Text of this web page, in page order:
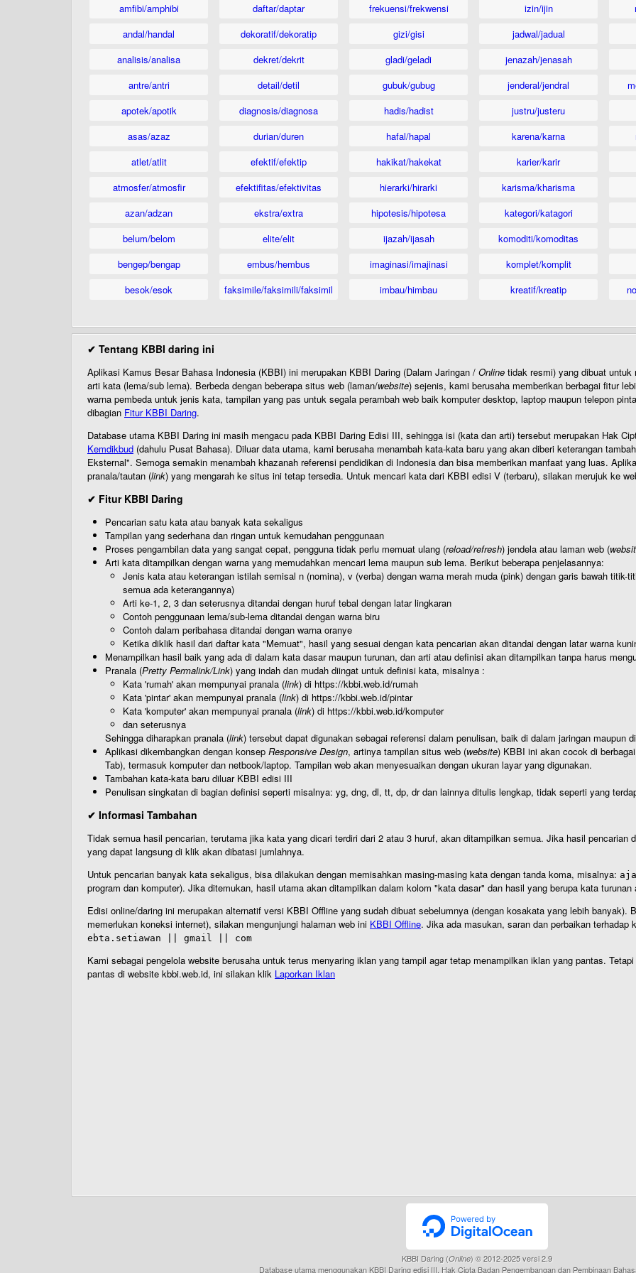
amfibi/amphibi
andal/handal
analisis/analisa
antre/antri
apotek/apotik
asas/azaz
atlet/atlit
atmosfer/atmosfir
azan/adzan
belum/belom
bengep/bengap
besok/esok
daftar/daptar
dekoratif/dekoratip
dekret/dekrit
detail/detil
diagnosis/diagnosa
durian/duren
efektif/efektip
efektifitas/efektivitas
ekstra/extra
elite/elit
embus/hembus
faksimile/faksimili/faksimil
frekuensi/frekwensi
gizi/gisi
gladi/geladi
gubuk/gubug
hadis/hadist
hafal/hapal
hakikat/hakekat
hierarki/hirarki
hipotesis/hipotesa
ijazah/ijasah
imaginasi/imajinasi
imbau/himbau
izin/ijin
jadwal/jadual
jenazah/jenasah
jenderal/jendral
justru/justeru
karena/karna
karier/karir
karisma/kharisma
kategori/katagori
komoditi/komoditas
komplet/komplit
kreatif/kreatip
✔ Tentang KBBI daring ini
Aplikasi Kamus Besar Bahasa Indonesia (KBBI) ini merupakan KBBI Daring (Dalam Jaringan / Online tidak resmi) yang dibuat untuk
arti kata (lema/sub lema). Berbeda dengan beberapa situs web (laman/website) sejenis, kami berusaha memberikan berbagai fitur
warna pembeda untuk jenis kata, tampilan yang pas untuk segala perambah web baik komputer desktop, laptop maupun telepon
dibagian Fitur KBBI Daring.
Database utama KBBI Daring ini masih mengacu pada KBBI Daring Edisi III, sehingga isi (kata dan arti) tersebut merupakan Hak
Kemdikbud (dahulu Pusat Bahasa). Diluar data utama, kami berusaha menambah kata-kata baru yang akan diberi keterangan
Eksternal". Semoga semakin menambah khazanah referensi pendidikan di Indonesia dan bisa memberikan manfaat yang luas.
pranala/tautan (link) yang mengarah ke situs ini tetap tersedia. Untuk mencari kata dari KBBI edisi V (terbaru), silakan merujuk ke
✔ Fitur KBBI Daring
Pencarian satu kata atau banyak kata sekaligus
Tampilan yang sederhana dan ringan untuk kemudahan penggunaan
Proses pengambilan data yang sangat cepat, pengguna tidak perlu memuat ulang (reload/refresh) jendela atau laman web (
Arti kata ditampilkan dengan warna yang memudahkan mencari lema maupun sub lema. Berikut beberapa penjelasannya:
Jenis kata atau keterangan istilah semisal n (nomina), v (verba) dengan warna merah muda (pink) dengan garis bawah
semua ada keterangannya)
Arti ke-1, 2, 3 dan seterusnya ditandai dengan huruf tebal dengan latar lingkaran
Contoh penggunaan lema/sub-lema ditandai dengan warna biru
Contoh dalam peribahasa ditandai dengan warna oranye
Ketika diklik hasil dari daftar kata "Memuat", hasil yang sesuai dengan kata pencarian akan ditandai dengan latar warna
Menampilkan hasil baik yang ada di dalam kata dasar maupun turunan, dan arti atau definisi akan ditampilkan tanpa harus
Pranala (Pretty Permalink/Link) yang indah dan mudah diingat untuk definisi kata, misalnya :
Kata 'rumah' akan mempunyai pranala (link) di https://kbbi.web.id/rumah
Kata 'pintar' akan mempunyai pranala (link) di https://kbbi.web.id/pintar
Kata 'komputer' akan mempunyai pranala (link) di https://kbbi.web.id/komputer
dan seterusnya
Sehingga diharapkan pranala (link) tersebut dapat digunakan sebagai referensi dalam penulisan, baik di dalam jaringan maupun
Aplikasi dikembangkan dengan konsep Responsive Design, artinya tampilan situs web (website) KBBI ini akan cocok di
Tab), termasuk komputer dan netbook/laptop. Tampilan web akan menyesuaikan dengan ukuran layar yang digunakan.
Tambahan kata-kata baru diluar KBBI edisi III
Penulisan singkatan di bagian definisi seperti misalnya: yg, dng, dl, tt, dp, dr dan lainnya ditulis lengkap, tidak seperti yang
✔ Informasi Tambahan
Tidak semua hasil pencarian, terutama jika kata yang dicari terdiri dari 2 atau 3 huruf, akan ditampilkan semua. Jika hasil
yang dapat langsung di klik akan dibatasi jumlahnya.
Untuk pencarian banyak kata sekaligus, bisa dilakukan dengan memisahkan masing-masing kata dengan tanda koma, misalnya:
program dan komputer). Jika ditemukan, hasil utama akan ditampilkan dalam kolom "kata dasar" dan hasil yang berupa kata
Edisi online/daring ini merupakan alternatif versi KBBI Offline yang sudah dibuat sebelumnya (dengan kosakata yang lebih banyak).
memerlukan koneksi internet), silakan mengunjungi halaman web ini KBBI Offline. Jika ada masukan, saran dan perbaikan
ebta.setiawan || gmail || com
Kami sebagai pengelola website berusaha untuk terus menyaring iklan yang tampil agar tetap menampilkan iklan yang pantas.
pantas di website kbbi.web.id, ini silakan klik Laporkan Iklan
KBBI Daring (Online) © 2012-2025 versi 2.9
Database utama menggunakan KBBI Daring edisi III, Hak Cipta Badan Pengembangan dan Pembinaan